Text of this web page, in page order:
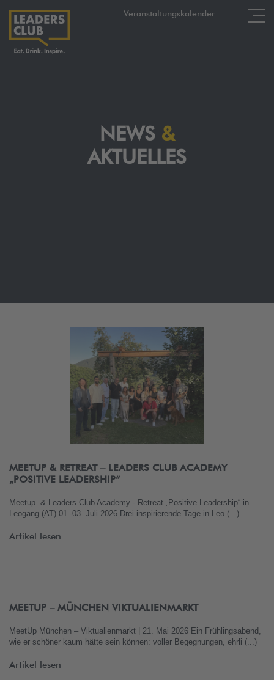
Veranstaltungskalender
NEWS &
AKTUELLES
MEETUP & RETREAT – LEADERS CLUB ACADEMY
„POSITIVE LEADERSHIP“
Meetup & Leaders Club Academy - Retreat „Positive Leadership“ in
Leogang (AT) 01.-03. Juli 2026 Drei inspirierende Tage in Leo (...)
Artikel lesen
MEETUP – MÜNCHEN VIKTUALIENMARKT
MeetUp München – Viktualienmarkt | 21. Mai 2026 Ein Frühlingsabend,
wie er schöner kaum hätte sein können: voller Begegnungen, ehrli (...)
Artikel lesen